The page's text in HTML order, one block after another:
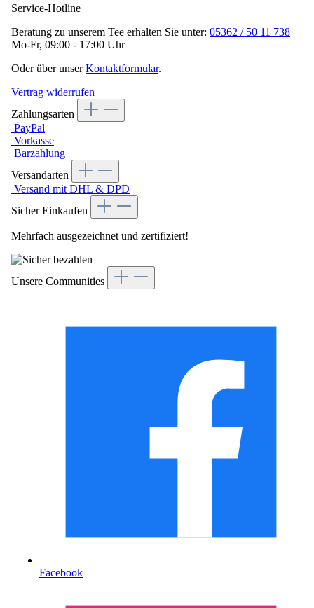
Service-Hotline
Beratung zu unserem Tee erhalten Sie unter: 05362 / 50 11 738
Mo-Fr, 09:00 - 17:00 Uhr
Oder über unserKontaktformular.
Vertrag widerrufen
Zahlungsarten
PayPal
Vorkasse
Barzahlung
Versandarten
Versand mit DHL & DPD
Sicher Einkaufen
Mehrfach ausgezeichnet und zertifiziert!
Unsere Communities
Facebook